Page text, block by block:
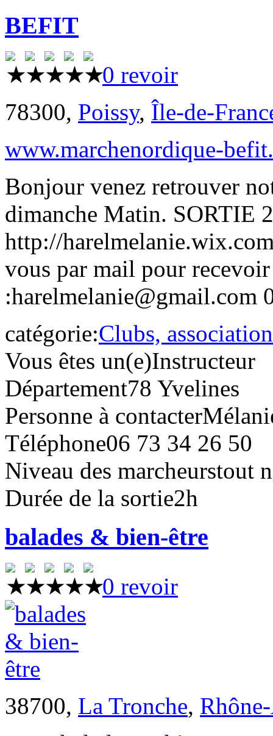
BEFIT
0 revoir
78300, Poissy, Île-de-
www.marchenordique-
Bonjour venez retrouver
dimanche Matin. SORTIE
http://
vous par mail pour
:harelmelanie@gmail.com
catégorie:Clubs,
Vous êtes un(e)Instructeur
Département78 Yvelines
Personne à contacter
Téléphone06 73 34 26 50
Niveau des marcheurstout
Durée de la sortie2h
balades & bien-être
0 revoir
38700, La Tronche,